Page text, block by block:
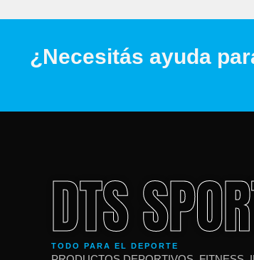
¿Necesitás ayuda
DTS
TODO PARA EL DEPORTE